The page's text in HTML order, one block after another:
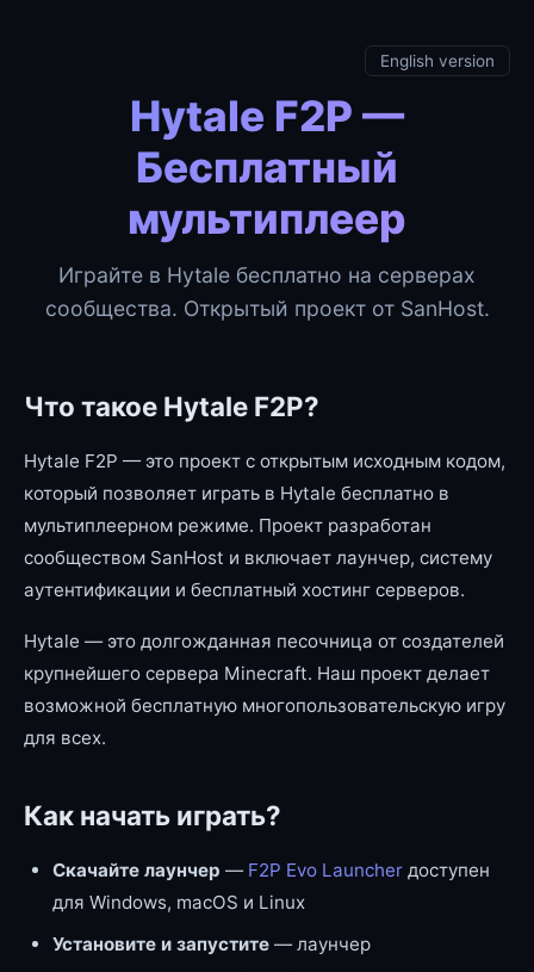
English version
Hytale F2P —
Бесплатный
мультиплеер
Играйте в Hytale бесплатно на серверах
сообщества. Открытый проект от SanHost.
Что такое Hytale F2P?
Hytale F2P — это проект с открытым исходным кодом,
который позволяет играть в Hytale бесплатно в
мультиплеерном режиме. Проект разработан
сообществом SanHost и включает лаунчер, систему
аутентификации и бесплатный хостинг серверов.
Hytale — это долгожданная песочница от создателей
крупнейшего сервера Minecraft. Наш проект делает
возможной бесплатную многопользовательскую игру
для всех.
Как начать играть?
Скачайте лаунчер — F2P Evo Launcher доступен
для Windows, macOS и Linux
Установите и запустите — лаунчер